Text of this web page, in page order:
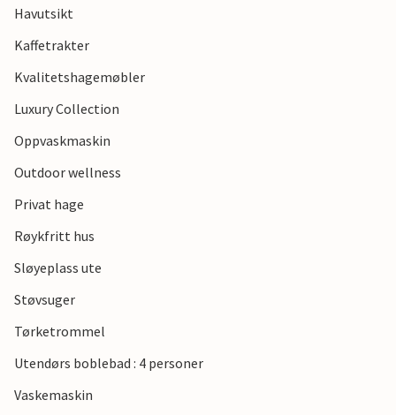
av Vejle Fjord.
Havutsikt
Kaffetrakter
Kvalitetshagemøbler
Luxury Collection
Oppvaskmaskin
Outdoor wellness
Privat hage
Røykfritt hus
Sløyeplass ute
Støvsuger
Tørketrommel
Utendørs boblebad : 4 personer
Vaskemaskin